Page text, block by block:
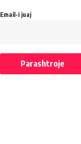
Email-i juaj